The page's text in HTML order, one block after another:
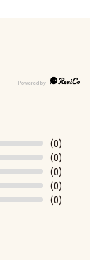
(0)
(0)
(0)
(0)
(0)